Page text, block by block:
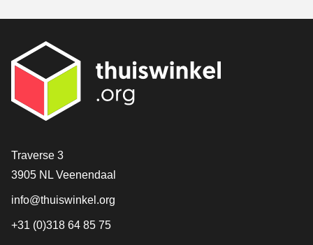
[_General:Contact]
Traverse 3
3905 NL Veenendaal
info@thuiswinkel.org
+31 (0)318 64 85 75